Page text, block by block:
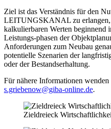
Ziel ist das Verständnis für den
LEITUNGSKANAL zu erlangen,
kalkulierbaren Werten beginnend
Leistungs-phasen der
Anforderungen zum Neubau
potentielle Szenarien der
oder der Bestandserhaltung.
Für nähere Informationen wenden
s.griebenow@giba-online.de.
Zieldreieck